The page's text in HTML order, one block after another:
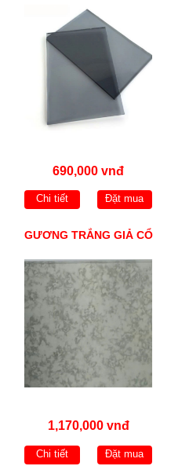
690,000 vnđ
Chi tiết Đặt mua
GƯƠNG TRẮNG GIẢ CỔ
1,170,000 vnđ
Chi tiết Đặt mua